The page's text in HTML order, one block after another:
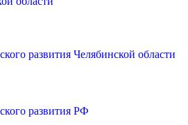
развития Челябинской области
развития РФ